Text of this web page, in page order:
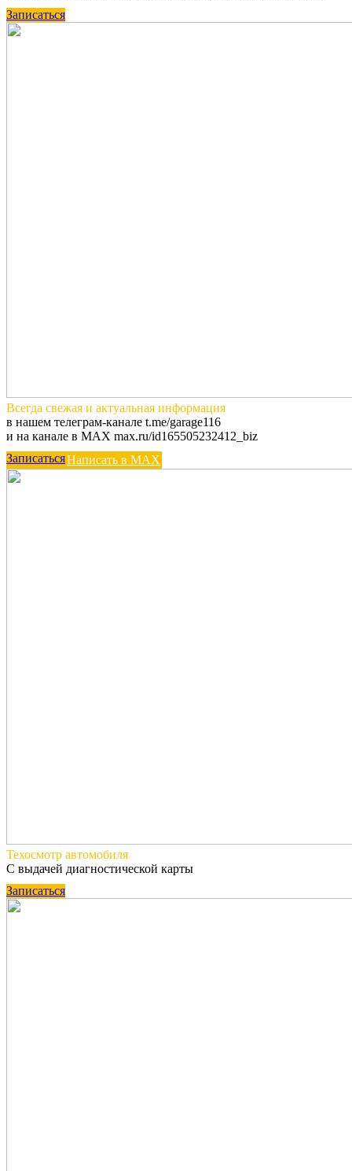
Записаться
Всегда свежая и актуальная информация
в нашем телеграм-канале t.me/garage116
и на канале в MAX max.ru/id165505232412_biz
ЗаписатьсяНаписать в MAX
Техосмотр автомобиля
С выдачей диагностической карты
Записаться